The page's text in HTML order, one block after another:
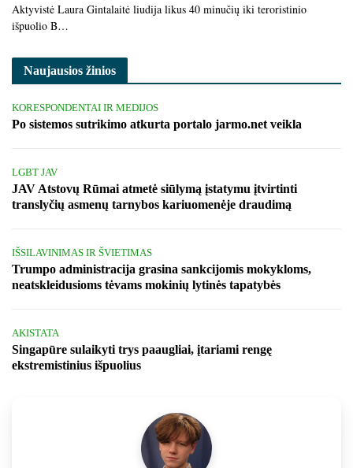
Aktyvistė Laura Gintalaitė liudija likus 40 minučių iki teroristinio
išpuolio B…
Naujausios žinios
KORESPONDENTAI IR MEDIJOS
Po sistemos sutrikimo atkurta portalo jarmo.net veikla
LGBT JAV
JAV Atstovų Rūmai atmetė siūlymą įstatymu įtvirtinti
translyčių asmenų tarnybos kariuomenėje draudimą
IŠSILAVINIMAS IR ŠVIETIMAS
Trumpo administracija grasina sankcijomis mokykloms,
neatskleidusioms tėvams mokinių lytinės tapatybės
AKISTATA
Singapūre sulaikyti trys paaugliai, įtariami rengę
ekstremistinius išpuolius